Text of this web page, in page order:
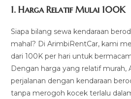
1.Harga Relatif Mulai 100K
Siapa bilang sewa kendaraan
mahal? Di ArimbiRentCar, kami
dari 100K per hari untuk
Dengan harga yang relatif murah,
perjalanan dengan kendaraan
tanpa merogoh kocek terlalu